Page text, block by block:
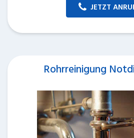
JETZT
Rohrreinigung